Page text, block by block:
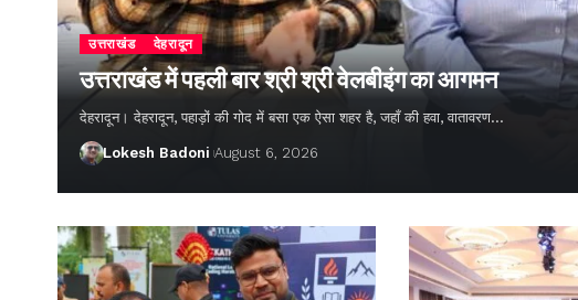
उत्तराखंड देहरादून
उत्तराखंड में पहली बार श्री श्री वेलबीइंग का आगमन
देहरादून। देहरादून, पहाड़ों की गोद में बसा एक ऐसा शहर है, जहाँ की हवा, वातावरण…
Lokesh Badoni August 6, 2026